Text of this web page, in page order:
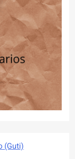
(Guti)